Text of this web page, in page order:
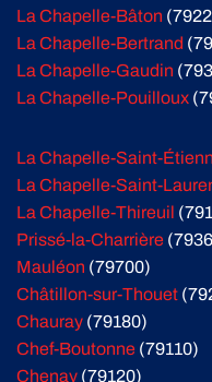
La Chapelle-Bâton
La Chapelle-Bertrand
La Chapelle-Gaudin
La Chapelle-Pouilloux
La Chapelle-Saint-
La Chapelle-Saint-
La Chapelle-Thireuil
Prissé-la-Charrière
Mauléon (79700)
Châtillon-sur-Thouet
Chauray (79180)
Chef-Boutonne (79110)
Chenay (79120)